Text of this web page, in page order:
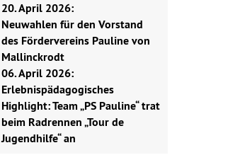
20. April 2026:
Neuwahlen für den Vorstand
des Fördervereins Pauline von
Mallinckrodt
06. April 2026:
Erlebnispädagogisches
Highlight: Team „PS Pauline“ trat
beim Radrennen „Tour de
Jugendhilfe“ an